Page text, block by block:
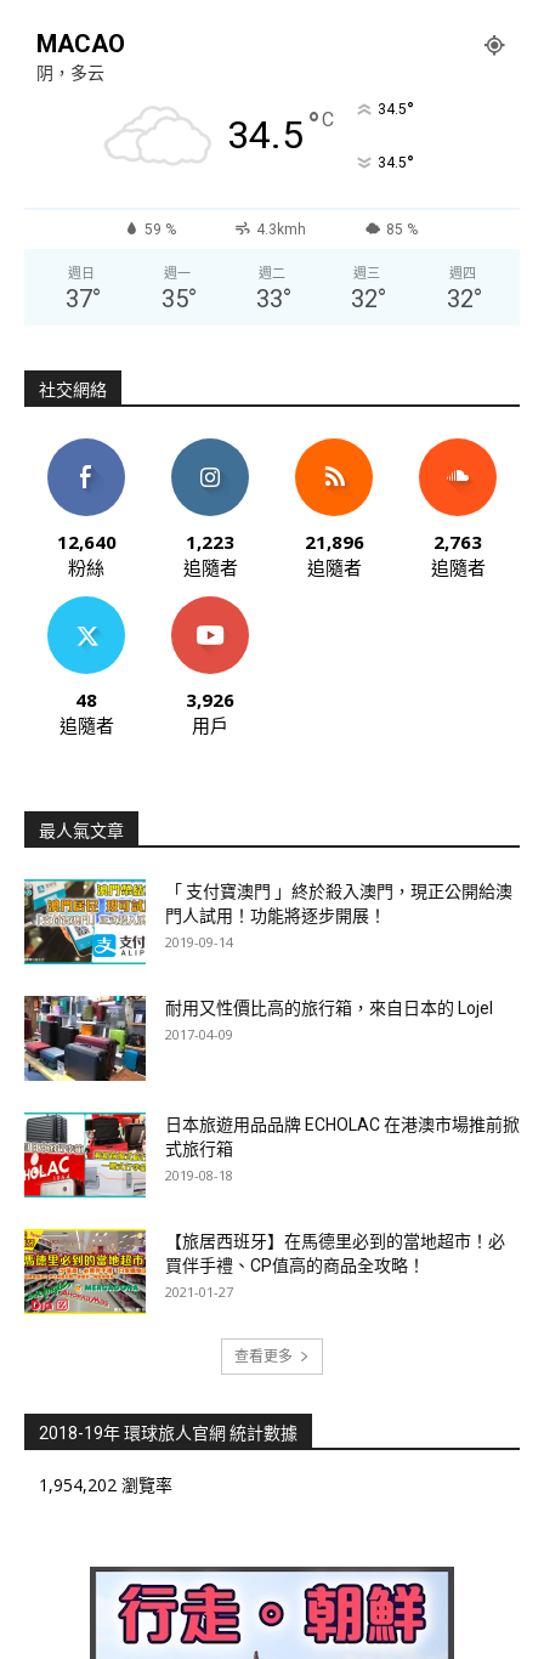
MACAO
阴，多云
34.5°C 34.5°
34.5°
59 % 4.3kmh 85 %
週日
37°
週一
35°
週二
33°
週三
32°
週四
32°
社交網絡
12,640
粉絲
1,223
追隨者
21,896
追隨者
2,763
追隨者
48
追隨者
3,926
用戶
最人氣文章
「 支付寶澳門 」終於殺入澳門，現正公開給澳
門人試用！功能將逐步開展！
2019-09-14
耐用又性價比高的旅行箱，來自日本的 Lojel
2017-04-09
日本旅遊用品品牌 ECHOLAC 在港澳市場推前掀
式旅行箱
2019-08-18
【旅居西班牙】在馬德里必到的當地超市！必
買伴手禮、CP值高的商品全攻略！
2021-01-27
查看更多
2018-19年 環球旅人官網 統計數據
1,954,202 瀏覽率